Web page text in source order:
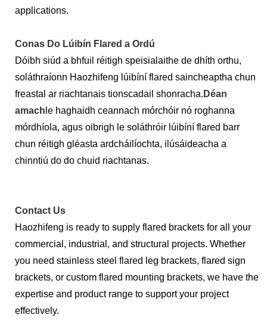
applications.
Conas Do Lúibín Flared a Ordú
Dóibh siúd a bhfuil réitigh speisialaithe de dhíth orthu,
soláthraíonn Haozhifeng lúibíní flared saincheaptha chun
freastal ar riachtanais tionscadail shonracha. Déan
amach le haghaidh ceannach mórchóir nó roghanna
mórdhíola, agus oibrigh le soláthróir lúibíní flared barr
chun réitigh gléasta ardcháilíochta, ilúsáideacha a
chinntiú do do chuid riachtanas.
Contact Us
Haozhifeng is ready to supply flared brackets for all your
commercial, industrial, and structural projects. Whether
you need stainless steel flared leg brackets, flared sign
brackets, or custom flared mounting brackets, we have the
expertise and product range to support your project
effectively.